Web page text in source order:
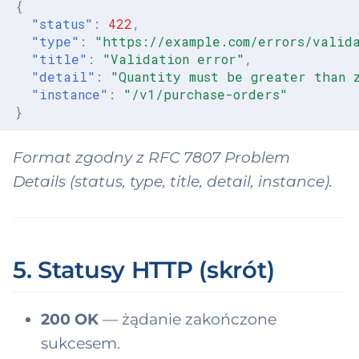
{
"status" : 422,
"type" :
"https://example.com/errors/
"title" : "Validation error" ,
"detail" :
"Quantity must be greater than
"instance" :
"/v1/purchase-orders"
}
Format zgodny z RFC 7807 Problem
Details (status, type, title, detail, instance).
5. Statusy HTTP (skrót)
200 OK — żądanie zakończone
sukcesem.